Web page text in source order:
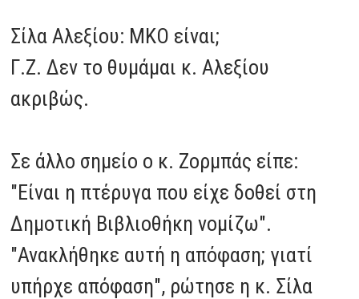
Σίλα Αλεξίου: ΜΚΟ είναι;
Γ.Ζ. Δεν το θυμάμαι κ. Αλεξίου
ακριβώς.
Σε άλλο σημείο ο κ. Ζορμπάς είπε:
"Είναι η πτέρυγα που είχε δοθεί στη
Δημοτική Βιβλιοθήκη νομίζω".
"Ανακλήθηκε αυτή η απόφαση; γιατί
υπήρχε απόφαση", ρώτησε η κ. Σίλα